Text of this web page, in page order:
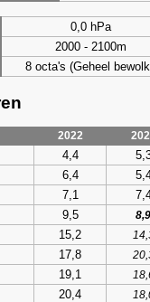
0,0 hPa
2000 - 2100m
8 octa's (Geheel
2022
4,4
6,4
7,1
9,5
8,9
15,2
17,8
19,1
20,4